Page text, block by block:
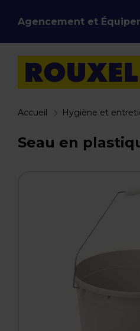
Agencement et
Accueil Hygiène et
Seau en